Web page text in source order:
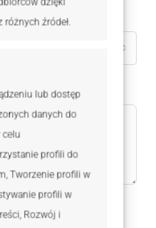
źródeł.
lub dostęp
danych do
celu
profili do
Tworzenie profili w
profili w
Rozwój i
się z polityką